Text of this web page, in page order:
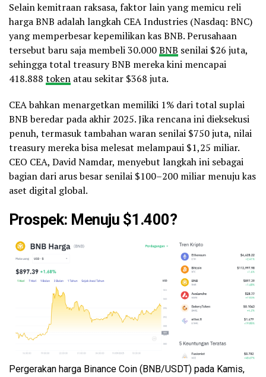
Selain kemitraan raksasa, faktor lain yang memicu reli
harga BNB adalah langkah CEA Industries (Nasdaq: BNC)
yang memperbesar kepemilikan kas BNB. Perusahaan
tersebut baru saja membeli 30.000BNB senilai $26 juta,
sehingga total treasury BNB mereka kini mencapai
418.888 token atau sekitar $368 juta.
CEA bahkan menargetkan memiliki 1% dari total suplai
BNB beredar pada akhir 2025. Jika rencana ini dieksekusi
penuh, termasuk tambahan waran senilai $750 juta, nilai
treasury mereka bisa melesat melampaui $1,25 miliar.
CEO CEA, David Namdar, menyebut langkah ini sebagai
bagian dari arus besar senilai $100–200 miliar menuju kas
aset digital global.
Prospek: Menuju $1.400?
Pergerakan harga Binance Coin (BNB/USDT) pada Kamis,